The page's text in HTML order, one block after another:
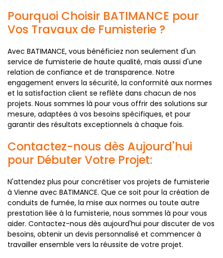
Pourquoi Choisir BATIMANCE pour
Vos Travaux de Fumisterie ?
Avec BATIMANCE, vous bénéficiez non seulement d'un
service de fumisterie de haute qualité, mais aussi d'une
relation de confiance et de transparence. Notre
engagement envers la sécurité, la conformité aux normes
et la satisfaction client se reflète dans chacun de nos
projets. Nous sommes là pour vous offrir des solutions sur
mesure, adaptées à vos besoins spécifiques, et pour
garantir des résultats exceptionnels à chaque fois.
Contactez-nous dès Aujourd'hui
pour Débuter Votre Projet:
N'attendez plus pour concrétiser vos projets de fumisterie
à Vienne avec BATIMANCE. Que ce soit pour la création de
conduits de fumée, la mise aux normes ou toute autre
prestation liée à la fumisterie, nous sommes là pour vous
aider. Contactez-nous dès aujourd'hui pour discuter de vos
besoins, obtenir un devis personnalisé et commencer à
travailler ensemble vers la réussite de votre projet.